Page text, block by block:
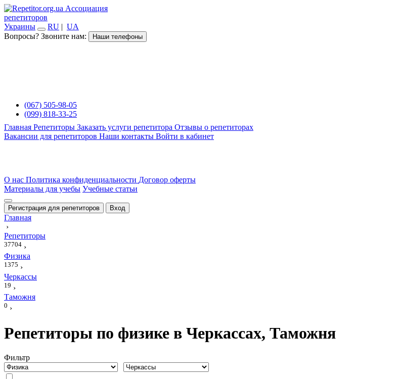
Ассоциация
репетиторов
Украины
RU | UA
Вопросы? Звоните нам:
Наши телефоны
(067) 505-98-05
(099) 818-33-25
Главная Репетиторы Заказать услуги репетитора Отзывы о репетиторах
Вакансии для репетиторов Наши контакты Войти в кабинет
О нас Политика конфиденциальности Договор оферты
Материалы для учебы Учебные статьи
Регистрация для репетиторов Вход
Главная
›
Репетиторы
37704 ›
Физика
1375 ›
Черкассы
19 ›
Таможня
0 ›
Репетиторы по физике в Черкассах, Таможня
Фильтр